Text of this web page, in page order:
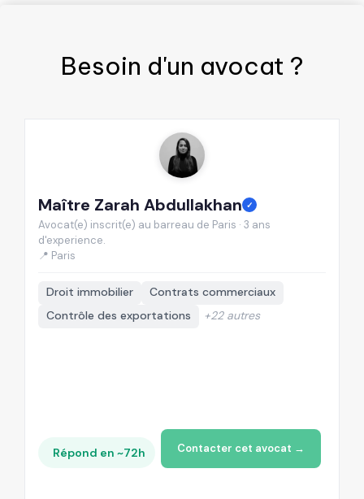
Besoin d'un avocat ?
Maître Zarah Abdullakhan ✓
Avocat(e) inscrit(e) au barreau de Paris · 3 ans
d'experience.
📍 Paris
Droit immobilier
Contrats commerciaux
Contrôle des exportations
+22 autres
Répond en ~72h Contacter cet avocat →